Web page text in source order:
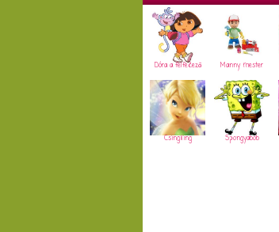
Dóra a felfedező Manny mester
Csingiling Spongyabob